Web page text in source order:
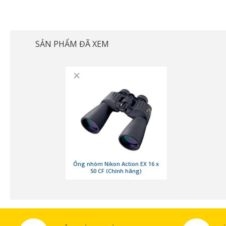
SẢN PHẨM ĐÃ XEM
×
Ống nhòm Nikon Action EX 16 x
50 CF (Chính hãng)